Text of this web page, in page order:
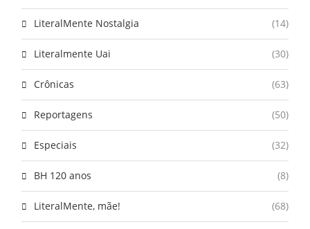
LiteralMente Nostalgia (14)
Literalmente Uai (30)
Crônicas (63)
Reportagens (50)
Especiais (32)
BH 120 anos (8)
LiteralMente, mãe! (68)